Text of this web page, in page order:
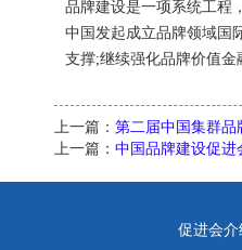
品牌建设是一项系统工程
中国发起成立品牌领域国
支撑;继续强化品牌价值
上一篇： 第二届中国集群品
上一篇： 中国品牌建设促进
促进会介